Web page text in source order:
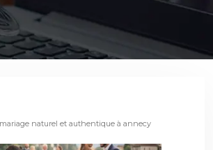
naturel et authentique à annecy